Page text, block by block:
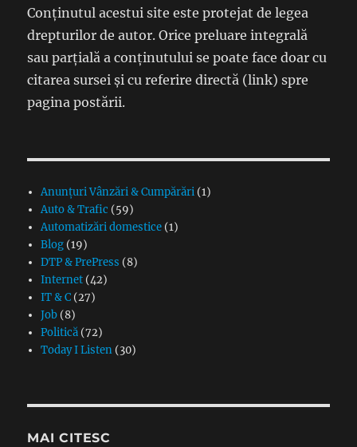
Conținutul acestui site este protejat de legea
drepturilor de autor. Orice preluare integrală
sau parțială a conținutului se poate face doar cu
citarea sursei și cu referire directă (link) spre
pagina postării.
Anunțuri Vânzări & Cumpărări(1)
Auto & Trafic (59)
Automatizări domestice(1)
Blog(19)
DTP & PrePress (8)
Internet(42)
IT & C(27)
Job(8)
Politică(72)
Today I Listen(30)
MAI CITESC